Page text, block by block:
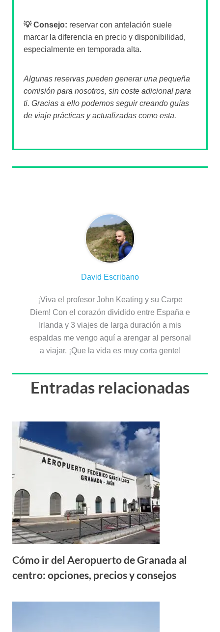
💡 Consejo: reservar con antelación suele
marcar la diferencia en precio y disponibilidad,
especialmente en temporada alta.
Algunas reservas pueden generar una pequeña
comisión para nosotros, sin coste adicional para
ti. Gracias a ello podemos seguir creando guías
de viaje prácticas y actualizadas como esta.
David Escribano
¡Viva el profesor John Keating y su Carpe
Diem! Con el corazón dividido entre España e
Irlanda y 3 viajes de larga duración a mis
espaldas me vengo aquí a arengar al personal
a viajar. ¡Que la vida es muy corta gente!
Entradas relacionadas
Cómo ir del Aeropuerto de Granada al
centro: opciones, precios y consejos